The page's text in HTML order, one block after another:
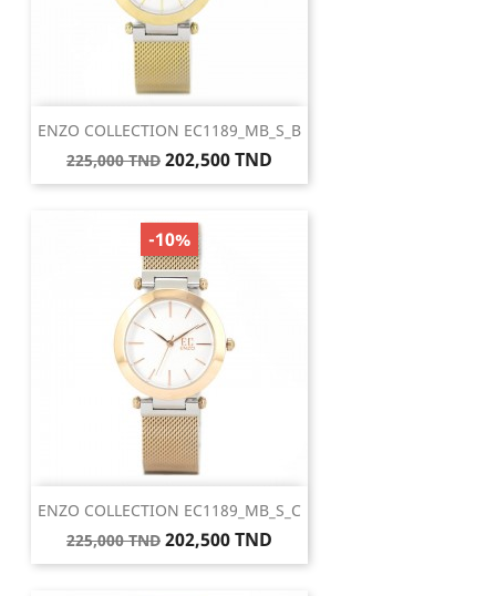
ENZO COLLECTION EC1189_MB_S_B
Prix
de
225,000 TND Prix
202,500 TND
ENZO COLLECTION EC1189_MB_S_C
Prix
de
225,000 TND Prix
202,500 TND
-10%